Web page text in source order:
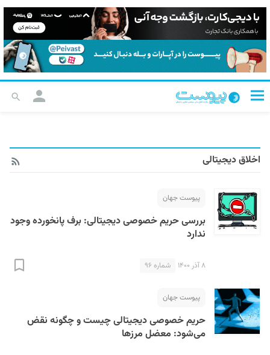
اخلاق دیجیتالی
پیوست جهان
بررسی حریم خصوصی دیجیتالی: برف پانخورده وجود
ندارد
۸ آذر ۱۴۰۰ شماره ۹۶
پیوست جهان
حریم خصوصی دیجیتالی چیست و چگونه نقض
می‌شود: معضل مرزها